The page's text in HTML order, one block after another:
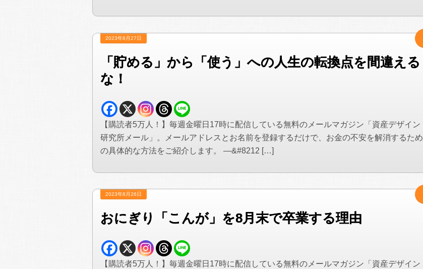
2023年8月27日
「貯める」から「使う」への人生の転換点を間違える
な！
【購読者5万人！】毎週金曜日17時に配信している無料のメールマガジン「資産デザイン
研究所メール」。メールアドレスとお名前を登録するだけで、お金の不安を解消するため
の具体的な方法をご紹介します。 —&#8212 […]
2023年8月26日
おにぎり「こんが」を8月末で卒業する理由
【購読者5万人！】毎週金曜日17時に配信している無料のメールマガジン「資産デザイン